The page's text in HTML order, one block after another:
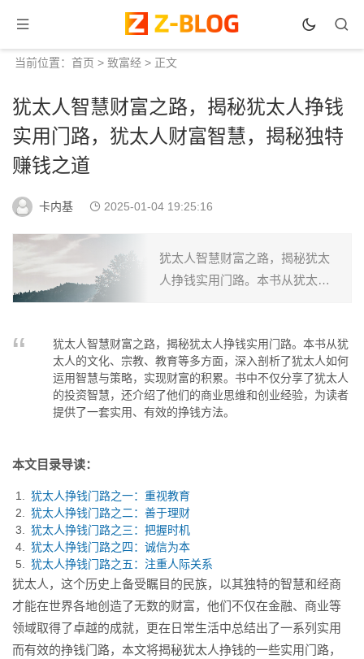
当前位置： 首页 > 致富经 > 正文
犹太人智慧财富之路，揭秘犹太人挣钱
实用门路，犹太人财富智慧，揭秘独特
赚钱之道
卡内基 2025-01-04 19:25:16
犹太人智慧财富之路，揭秘犹太
人挣钱实用门路。本书从犹太人
与策略，实现财富的积累。书中
不仅分享了犹太人的投资智
慧，...
犹太人智慧财富之路，揭秘犹太人挣钱实用门路。本书从犹
太人的文化、宗教、教育等多方面，深入剖析了犹太人如何
运用智慧与策略，实现财富的积累。书中不仅分享了犹太人
的投资智慧，还介绍了他们的商业思维和创业经验，为读者
提供了一套实用、有效的挣钱方法。
本文目录导读：
犹太人挣钱门路之一：重视教育
犹太人挣钱门路之二：善于理财
犹太人挣钱门路之三：把握时机
犹太人挣钱门路之四：诚信为本
犹太人挣钱门路之五：注重人际关系
犹太人，这个历史上备受瞩目的民族，以其独特的智慧和经商
才能在世界各地创造了无数的财富，他们不仅在金融、商业等
领域取得了卓越的成就，更在日常生活中总结出了一系列实用
而有效的挣钱门路，本文将揭秘犹太人挣钱的一些实用门路，